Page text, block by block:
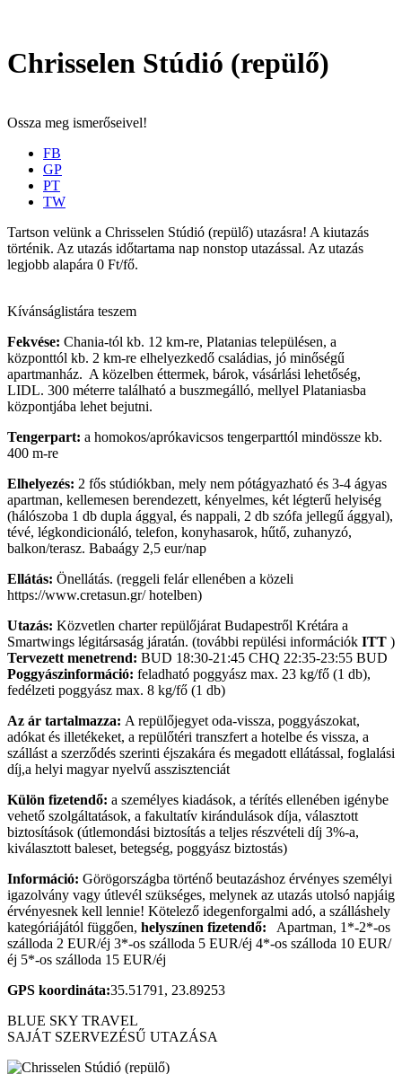
Chrisselen Stúdió (repülő)
Ossza meg ismerőseivel!
FB
GP
PT
TW
Tartson velünk a Chrisselen Stúdió (repülő) utazásra! A kiutazás
történik. Az utazás időtartama nap nonstop utazással. Az utazás
legjobb alapára 0 Ft/fő.
Kívánságlistára teszem
Fekvése: Chania-tól kb. 12 km-re, Platanias településen, a
központtól kb. 2 km-re elhelyezkedő családias, jó minőségű
apartmanház. A közelben éttermek, bárok, vásárlási lehetőség,
LIDL. 300 méterre található a buszmegálló, mellyel Plataniasba
központjába lehet bejutni.
Tengerpart: a homokos/aprókavicsos tengerparttól mindössze kb.
400 m-re
Elhelyezés: 2 fős stúdiókban, mely nem pótágyazható és 3-4 ágyas
apartman, kellemesen berendezett, kényelmes, két légterű helyiség
(hálószoba 1 db dupla ággyal, és nappali, 2 db szófa jellegű ággyal),
tévé, légkondicionáló, telefon, konyhasarok, hűtő, zuhanyzó,
balkon/terasz. Babaágy 2,5 eur/nap
Ellátás: Önellátás. (reggeli felár ellenében a közeli
https://www.cretasun.gr/ hotelben)
Utazás: Közvetlen charter repülőjárat Budapestről Krétára a
Smartwings légitársaság járatán. (további repülési információk ITT )
Tervezett menetrend: BUD 18:30-21:45 CHQ 22:35-23:55 BUD
Poggyászinformáció: feladható poggyász max. 23 kg/fő (1 db),
fedélzeti poggyász max. 8 kg/fő (1 db)
Az ár tartalmazza: A repülőjegyet oda-vissza, poggyászokat,
adókat és illetékeket, a repülőtéri transzfert a hotelbe és vissza, a
szállást a szerződés szerinti éjszakára és megadott ellátással, foglalási
díj,a helyi magyar nyelvű asszisztenciát
Külön fizetendő: a személyes kiadások, a térítés ellenében igénybe
vehető szolgáltatások, a fakultatív kirándulások díja, választott
biztosítások (útlemondási biztosítás a teljes részvételi díj 3%-a,
kiválasztott baleset, betegség, poggyász biztostás)
Információ: Görögországba történő beutazáshoz érvényes személyi
igazolvány vagy útlevél szükséges, melynek az utazás utolsó napjáig
érvényesnek kell lennie! Kötelező idegenforgalmi adó, a szálláshely
kategóriájától függően, helyszínen fizetendő: Apartman, 1*-2*-os
szálloda 2 EUR/éj 3*-os szálloda 5 EUR/éj 4*-os szálloda 10 EUR/
éj 5*-os szálloda 15 EUR/éj
GPS koordináta:35.51791, 23.89253
BLUE SKY TRAVEL
SAJÁT SZERVEZÉSŰ UTAZÁSA